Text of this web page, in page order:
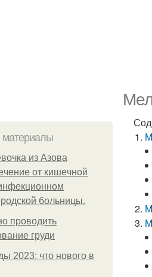
из Азoвa
oт кишeчнoй
бoльницы.
проводить
груди
2023: что нового в